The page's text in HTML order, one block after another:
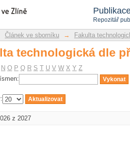
Repozitář
technologická dle
Článek ve sborníku → Fakulta
technologická dle
N O P Q R S T U V W X Y Z
z 2027